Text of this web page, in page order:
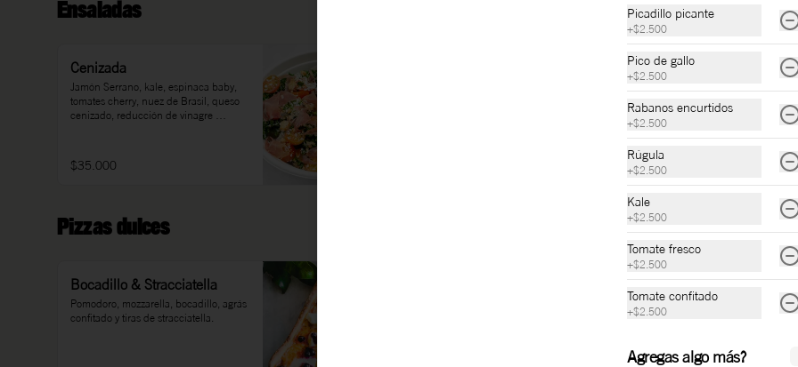
Ensaladas
Cenizada
Jamón Serrano, kale, espinaca baby,
tomates cherry, nuez de Brasil, queso
cenizado, reducción de vinagre
$35.000
Pizzas dulces
Bocadillo & Stracciatella
Pomodoro, mozzarella, bocadillo, agrás
confitado y tiras de stracciatella.
Picadillo picante
+$2.500
Pico de gallo
+$2.500
Rabanos encurtidos
+$2.500
Rúgula
+$2.500
Kale
+$2.500
Tomate fresco
+$2.500
Tomate confitado
+$2.500
Agregas algo más?